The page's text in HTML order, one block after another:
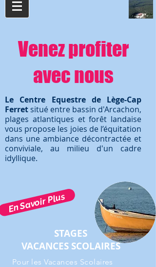
Venez profiter
avec nous
Le Centre Equestre de Lège-Cap
Ferret situé entre bassin d'Arcachon,
plages atlantiques et forêt landaise
vous propose les joies de l’équitation
dans une ambiance décontractée et
conviviale, au milieu d'un cadre
idyllique.
En Savoir Plus
STAGES
VACANCES SCOLAIRES
Pour les Vacances Scolaires